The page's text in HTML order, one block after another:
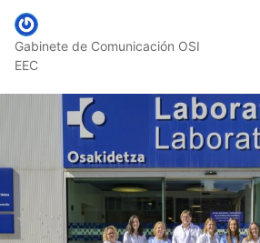
Gabinete de Comunicación OSI
EEC